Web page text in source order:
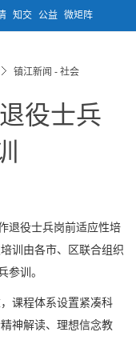
知交 公益 微矩阵
镇江新闻 - 社会
役士兵
役士兵岗前适应性培
训由各市、区联合组织
参训。
课程体系设置紧凑科
神解读、理想信念教